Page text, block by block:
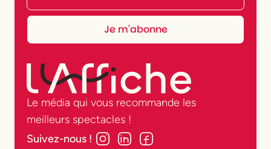
Le média qui vous recommande les
meilleurs spectacles !
Suivez-nous !